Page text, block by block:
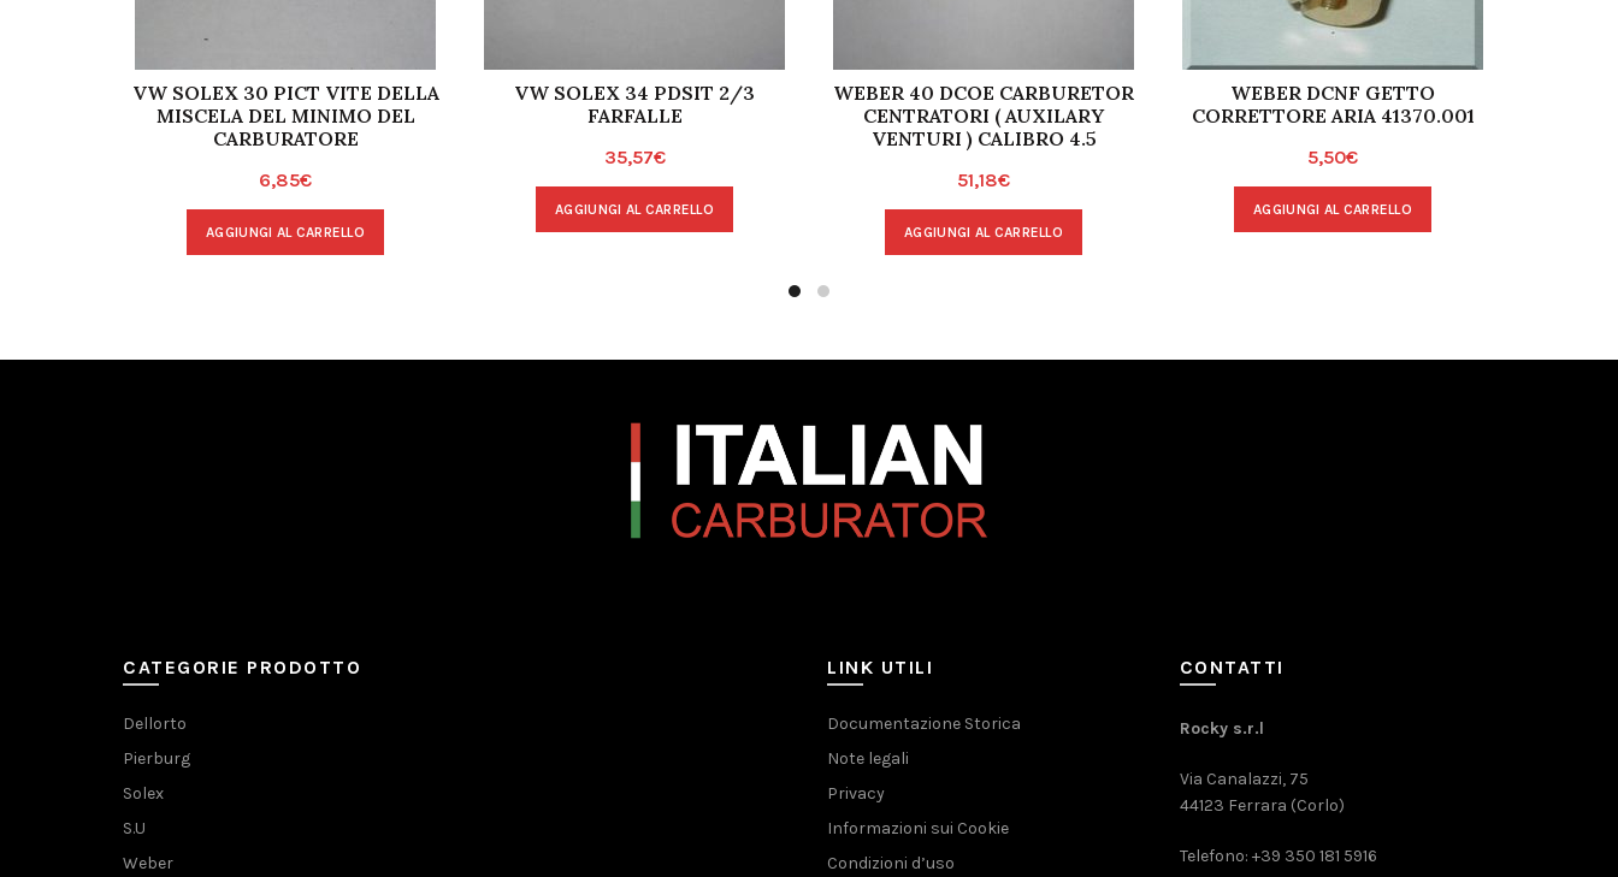
VW SOLEX 30 PICT VITE DELLA
MISCELA DEL MINIMO DEL
CARBURATORE
6,85€
AGGIUNGI AL CARRELLO
VW SOLEX 34 PDSIT 2/3
FARFALLE
35,57€
AGGIUNGI AL CARRELLO
WEBER 40 DCOE CARBURETOR
CENTRATORI ( AUXILARY
VENTURI ) CALIBRO 4.5
51,18€
AGGIUNGI AL CARRELLO
WEBER DCNF GETTO
CORRETTORE ARIA 41370.001
5,50€
AGGIUNGI AL CARRELLO
CATEGORIE PRODOTTO
Dellorto
Pierburg
Solex
S.U
Weber
LINK UTILI
Documentazione Storica
Note legali
Privacy
Informazioni sui Cookie
Condizioni d’uso
CONTATTI
Rocky s.r.l
Via Canalazzi, 75
44123 Ferrara (Corlo)
Telefono: +39 350 181 5916